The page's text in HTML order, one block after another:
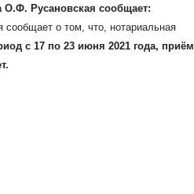
О.Ф. Русановская сообщает:
сообщает о том, что, нотариальная
с 17 по 23 июня 2021 года, приём